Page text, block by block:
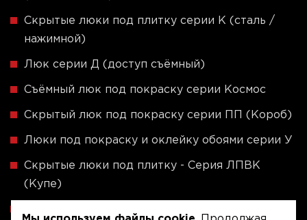
Скрытые люки под плитку серии K (сталь /
нажимной)
Люк серии Д (доступ съёмный)
Съёмный люк под покраску серии Космос
Скрытый люк под покраску серии ПП (Короб)
Люки под покраску и оклейку обоями серии У
Скрытые люки под плитку - Серия ЛПВК
(Купе)